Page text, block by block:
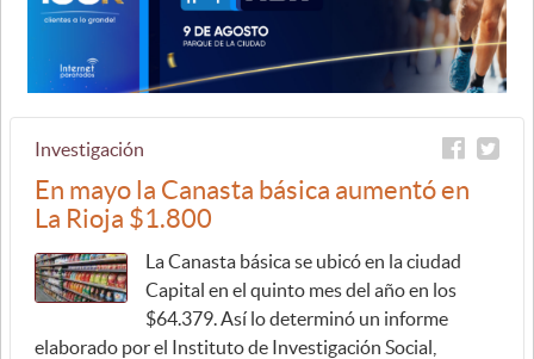
Investigación
En mayo la Canasta básica aumentó en
La Rioja $1.800
La Canasta básica se ubicó en la ciudad
Capital en el quinto mes del año en los
$64.379. Así lo determinó un informe
elaborado por el Instituto de Investigación Social,